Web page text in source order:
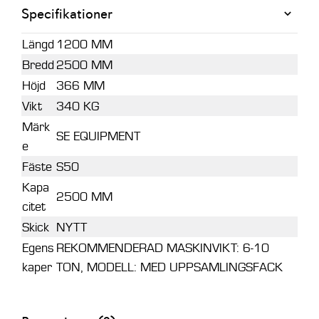
Specifikationer
Längd 1200 MM
Bredd2500 MM
Höjd
366 MM
Vikt
340 KG
Märk
e
SE EQUIPMENT
Fäste S50
Kapa
citet
2500 MM
Skick NYTT
Egens
kaper
REKOMMENDERAD MASKINVIKT: 6-10
TON, MODELL: MED UPPSAMLINGSFACK